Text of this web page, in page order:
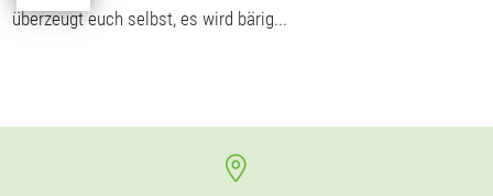
überzeugt euch selbst, es wird bärig...